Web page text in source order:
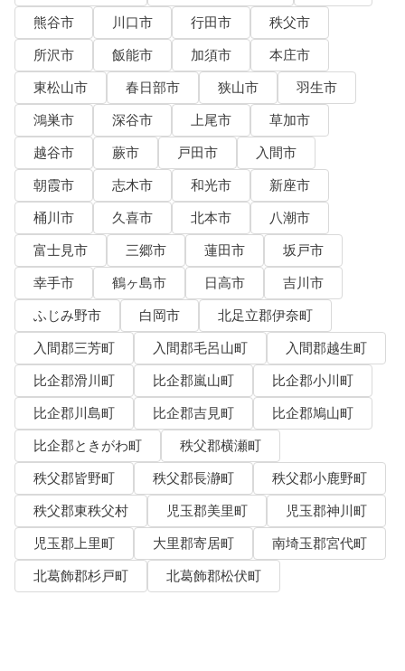
熊谷市
川口市 行田市
秩父市
所沢市
飯能市 加須市
本庄市
東松山市
春日部市 狭山市
羽生市
鴻巣市
深谷市 上尾市
草加市
越谷市
蕨市 戸田市
入間市
朝霞市
志木市 和光市
新座市
桶川市
久喜市 北本市
八潮市
富士見市
三郷市 蓮田市
坂戸市
幸手市
鶴ヶ島市 日高市
吉川市
ふじみ野市
白岡市
北足立郡伊奈町
入間郡三芳町
入間郡毛呂山町
入間郡越生町
比企郡滑川町
比企郡嵐山町
比企郡小川町
比企郡川島町
比企郡吉見町
比企郡鳩山町
比企郡ときがわ町
秩父郡横瀬町
秩父郡皆野町
秩父郡長瀞町
秩父郡小鹿野町
秩父郡東秩父村
児玉郡美里町
児玉郡神川町
児玉郡上里町
大里郡寄居町
南埼玉郡宮代町
北葛飾郡杉戸町
北葛飾郡松伏町